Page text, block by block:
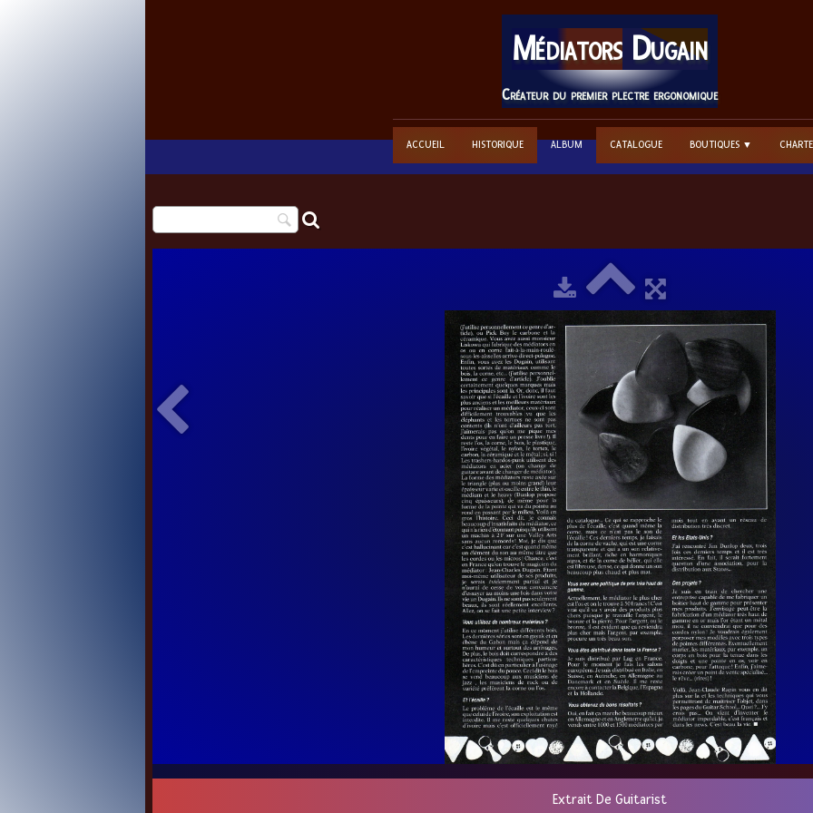
Médiators Dugain
Créateur du premier plectre ergonomique
ACCUEIL HISTORIQUE ALBUM CATALOGUE BOUTIQUES ▼ CHARTE
Extrait De Guitarist